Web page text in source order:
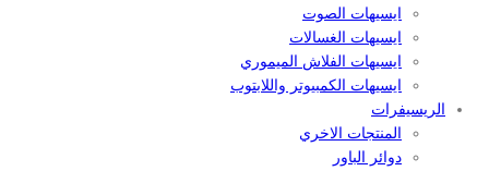
ايسيهات الصوت
ايسيهات الغسالات
ايسيهات الفلاش الميموري
ايسيهات الكمبيوتر واللابتوب
الريسيفرات
المنتجات الاخري
دوائر الباور